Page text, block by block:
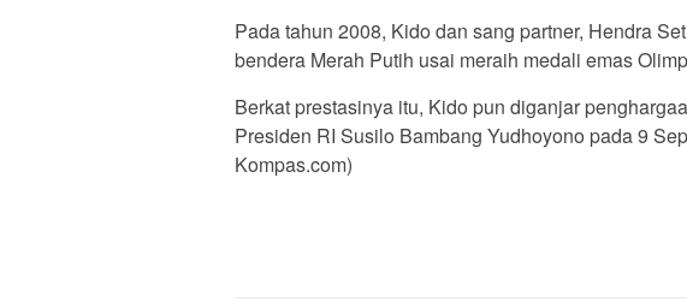
Pada tahun 2008, Kido dan sang partner, Hendra
bendera Merah Putih usai meraih medali emas
Berkat prestasinya itu, Kido pun diganjar
Presiden RI Susilo Bambang Yudhoyono pada 9
Kompas.com)